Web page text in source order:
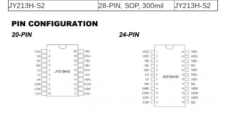
JY213H-S2
28-PIN, SOP, 300mil JY213H-S2